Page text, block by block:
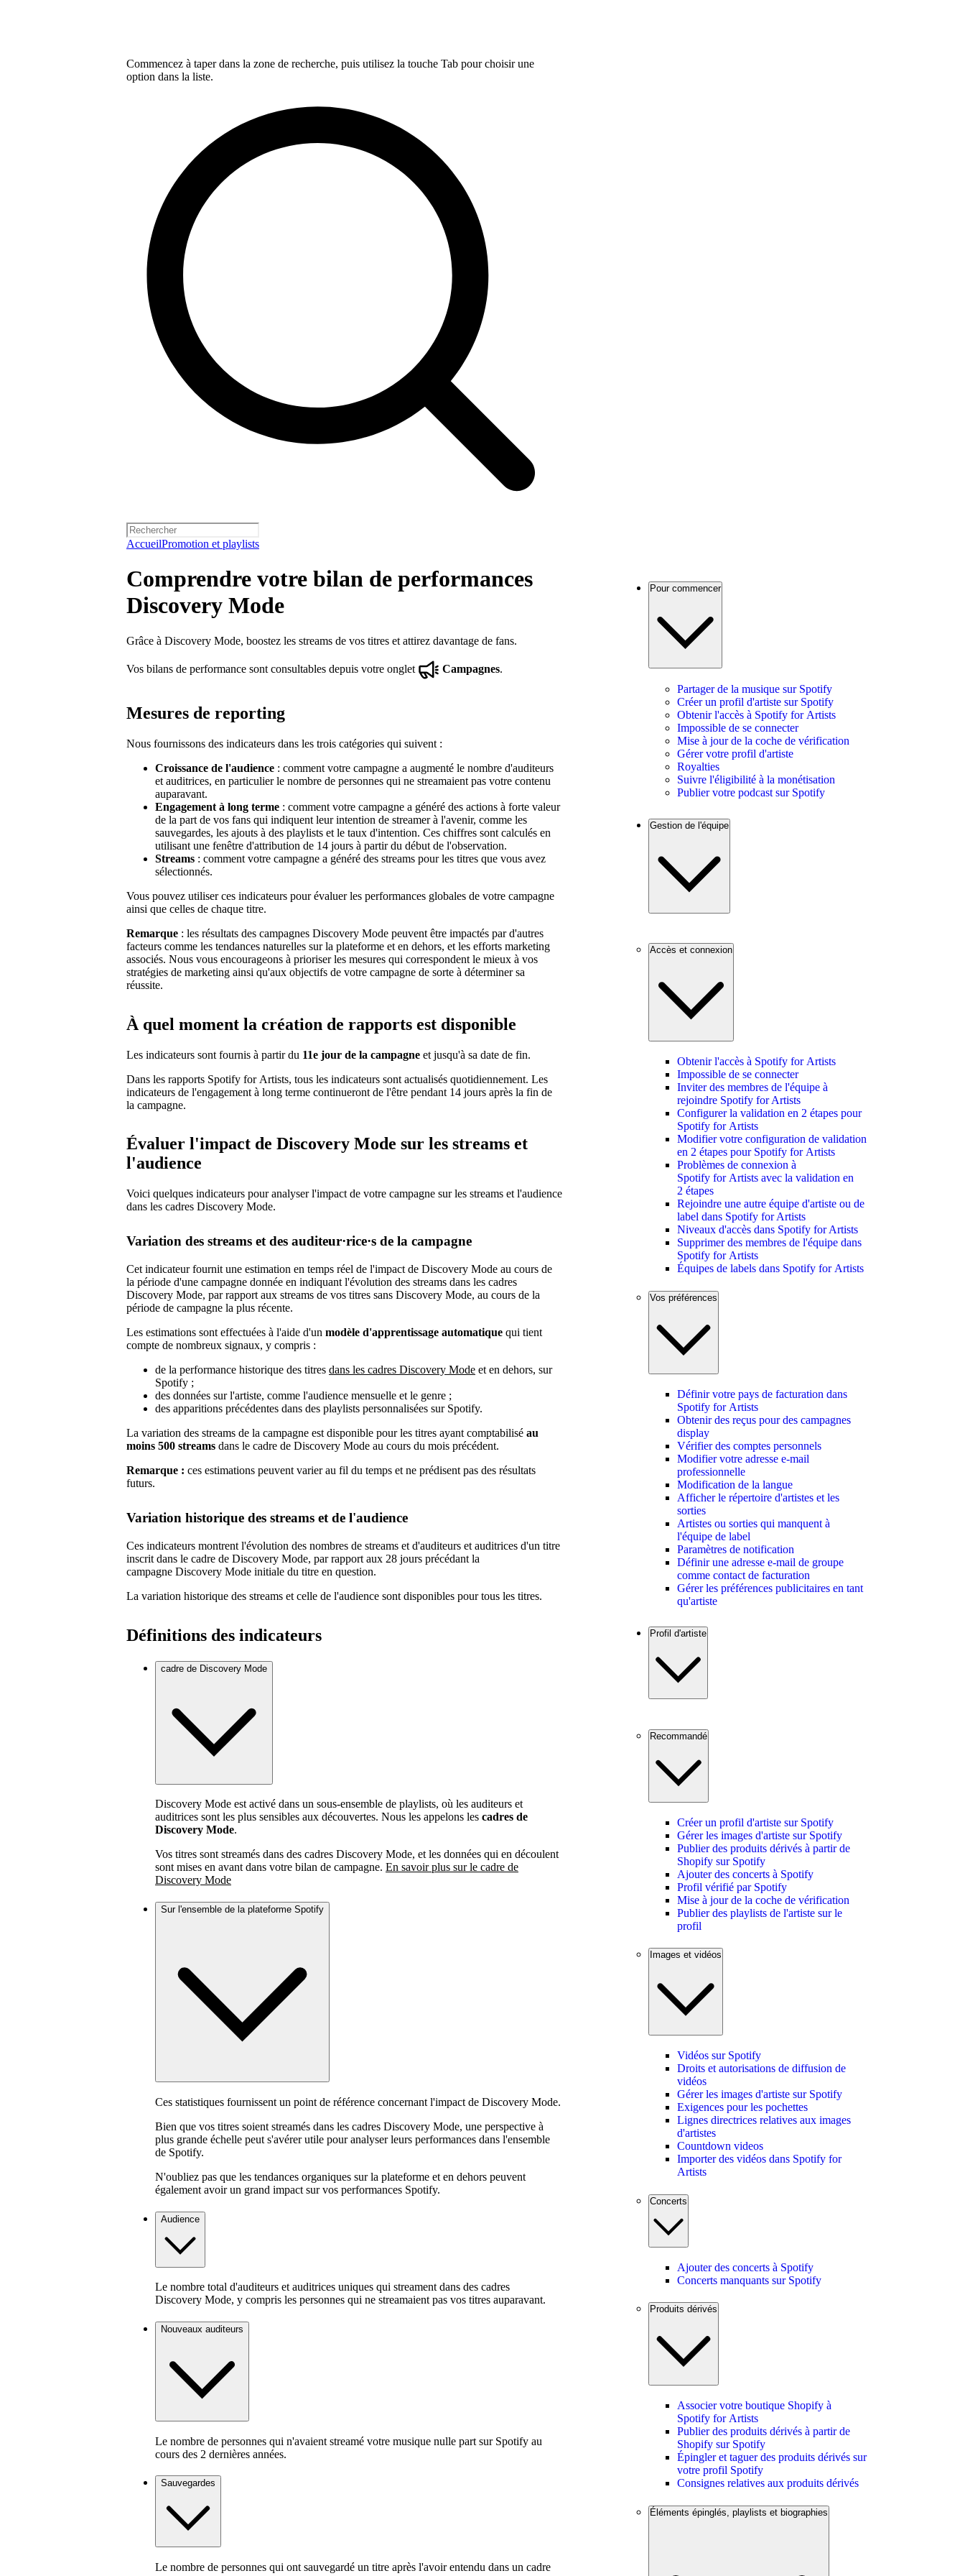
Commencez à taper dans la zone de recherche, puis utilisez la touche Tab pour choisir une
option dans la liste.
AccueilPromotion et playlists
Comprendre votre bilan de performances
Discovery Mode
Grâce à Discovery Mode, boostez les streams de vos titres et attirez davantage de fans.
Vos bilans de performance sont consultables depuis votre onglet Campagnes.
Mesures de reporting
Nous fournissons des indicateurs dans les trois catégories qui suivent :
Croissance de l'audience : comment votre campagne a augmenté le nombre d'auditeurs
et auditrices, en particulier le nombre de personnes qui ne streamaient pas votre contenu
auparavant.
Engagement à long terme : comment votre campagne a généré des actions à forte valeur
de la part de vos fans qui indiquent leur intention de streamer à l'avenir, comme les
sauvegardes, les ajouts à des playlists et le taux d'intention. Ces chiffres sont calculés en
utilisant une fenêtre d'attribution de 14 jours à partir du début de l'observation.
Streams : comment votre campagne a généré des streams pour les titres que vous avez
sélectionnés.
Vous pouvez utiliser ces indicateurs pour évaluer les performances globales de votre campagne
ainsi que celles de chaque titre.
Remarque : les résultats des campagnes Discovery Mode peuvent être impactés par d'autres
facteurs comme les tendances naturelles sur la plateforme et en dehors, et les efforts marketing
associés. Nous vous encourageons à prioriser les mesures qui correspondent le mieux à vos
stratégies de marketing ainsi qu'aux objectifs de votre campagne de sorte à déterminer sa
réussite.
À quel moment la création de rapports est disponible
Les indicateurs sont fournis à partir du 11e jour de la campagne et jusqu'à sa date de fin.
Dans les rapports Spotify for Artists, tous les indicateurs sont actualisés quotidiennement. Les
indicateurs de l'engagement à long terme continueront de l'être pendant 14 jours après la fin de
la campagne.
Évaluer l'impact de Discovery Mode sur les streams et
l'audience
Voici quelques indicateurs pour analyser l'impact de votre campagne sur les streams et l'audience
dans les cadres Discovery Mode.
Variation des streams et des auditeur·rice·s de la campagne
Cet indicateur fournit une estimation en temps réel de l'impact de Discovery Mode au cours de
la période d'une campagne donnée en indiquant l'évolution des streams dans les cadres
Discovery Mode, par rapport aux streams de vos titres sans Discovery Mode, au cours de la
période de campagne la plus récente.
Les estimations sont effectuées à l'aide d'un modèle d'apprentissage automatique qui tient
compte de nombreux signaux, y compris :
de la performance historique des titres dans les cadres Discovery Mode et en dehors, sur
Spotify ;
des données sur l'artiste, comme l'audience mensuelle et le genre ;
des apparitions précédentes dans des playlists personnalisées sur Spotify.
La variation des streams de la campagne est disponible pour les titres ayant comptabilisé au
moins 500 streams dans le cadre de Discovery Mode au cours du mois précédent.
Remarque : ces estimations peuvent varier au fil du temps et ne prédisent pas des résultats
futurs.
Variation historique des streams et de l'audience
Ces indicateurs montrent l'évolution des nombres de streams et d'auditeurs et auditrices d'un titre
inscrit dans le cadre de Discovery Mode, par rapport aux 28 jours précédant la
campagne Discovery Mode initiale du titre en question.
La variation historique des streams et celle de l'audience sont disponibles pour tous les titres.
Définitions des indicateurs
cadre de Discovery Mode
Discovery Mode est activé dans un sous-ensemble de playlists, où les auditeurs et
auditrices sont les plus sensibles aux découvertes. Nous les appelons les cadres de
Discovery Mode.
Vos titres sont streamés dans des cadres Discovery Mode, et les données qui en découlent
sont mises en avant dans votre bilan de campagne. En savoir plus sur le cadre de
Discovery Mode
Sur l'ensemble de la plateforme Spotify
Ces statistiques fournissent un point de référence concernant l'impact de Discovery Mode.
Bien que vos titres soient streamés dans les cadres Discovery Mode, une perspective à
plus grande échelle peut s'avérer utile pour analyser leurs performances dans l'ensemble
de Spotify.
N'oubliez pas que les tendances organiques sur la plateforme et en dehors peuvent
également avoir un grand impact sur vos performances Spotify.
Audience
Le nombre total d'auditeurs et auditrices uniques qui streament dans des cadres
Discovery Mode, y compris les personnes qui ne streamaient pas vos titres auparavant.
Nouveaux auditeurs
Le nombre de personnes qui n'avaient streamé votre musique nulle part sur Spotify au
cours des 2 dernières années.
Sauvegardes
Le nombre de personnes qui ont sauvegardé un titre après l'avoir entendu dans un cadre
Pour commencer
Partager de la musique sur Spotify
Créer un profil d'artiste sur Spotify
Obtenir l'accès à Spotify for Artists
Impossible de se connecter
Mise à jour de la coche de vérification
Gérer votre profil d'artiste
Royalties
Suivre l'éligibilité à la monétisation
Publier votre podcast sur Spotify
Gestion de l'équipe
Accès et connexion
Obtenir l'accès à Spotify for Artists
Impossible de se connecter
Inviter des membres de l'équipe à
rejoindre Spotify for Artists
Configurer la validation en 2 étapes pour
Spotify for Artists
Modifier votre configuration de validation
en 2 étapes pour Spotify for Artists
Problèmes de connexion à
Spotify for Artists avec la validation en
2 étapes
Rejoindre une autre équipe d'artiste ou de
label dans Spotify for Artists
Niveaux d'accès dans Spotify for Artists
Supprimer des membres de l'équipe dans
Spotify for Artists
Équipes de labels dans Spotify for Artists
Vos préférences
Définir votre pays de facturation dans
Spotify for Artists
Obtenir des reçus pour des campagnes
display
Vérifier des comptes personnels
Modifier votre adresse e-mail
professionnelle
Modification de la langue
Afficher le répertoire d'artistes et les
sorties
Artistes ou sorties qui manquent à
l'équipe de label
Paramètres de notification
Définir une adresse e-mail de groupe
comme contact de facturation
Gérer les préférences publicitaires en tant
qu'artiste
Profil d'artiste
Recommandé
Créer un profil d'artiste sur Spotify
Gérer les images d'artiste sur Spotify
Publier des produits dérivés à partir de
Shopify sur Spotify
Ajouter des concerts à Spotify
Profil vérifié par Spotify
Mise à jour de la coche de vérification
Publier des playlists de l'artiste sur le
profil
Images et vidéos
Vidéos sur Spotify
Droits et autorisations de diffusion de
vidéos
Gérer les images d'artiste sur Spotify
Exigences pour les pochettes
Lignes directrices relatives aux images
d'artistes
Countdown videos
Importer des vidéos dans Spotify for
Artists
Concerts
Ajouter des concerts à Spotify
Concerts manquants sur Spotify
Produits dérivés
Associer votre boutique Shopify à
Spotify for Artists
Publier des produits dérivés à partir de
Shopify sur Spotify
Épingler et taguer des produits dérivés sur
votre profil Spotify
Consignes relatives aux produits dérivés
Éléments épinglés, playlists et biographies